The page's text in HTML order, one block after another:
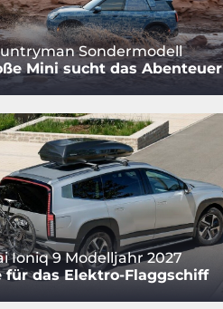
Sondermodell
Mini sucht das Abenteuer
Ioniq 9 Modelljahr 2027
für das Elektro-Flaggschiff